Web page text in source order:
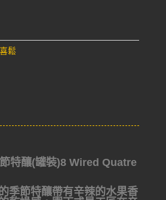
鬆
特釀(罐裝)8 Wired Quatre
季節特釀帶有辛辣的水果香